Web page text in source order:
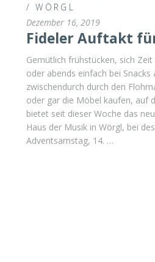
/WÖRGL
Dezember 16, 2019
Fideler Auftakt
Gemütlich frühstücken, sich
oder abends einfach bei Snacks
zwischendurch durch den
oder gar die Möbel kaufen, auf
bietet seit dieser Woche das
Haus der Musik in Wörgl, bei
Adventsamstag, 14. …